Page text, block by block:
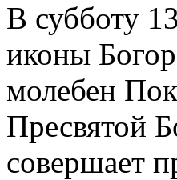
В субботу
иконы
молебен
Пресвятой
совершает